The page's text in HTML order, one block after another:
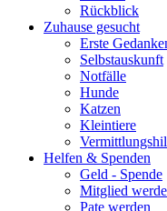
Rückblick
Zuhause gesucht
Erste
Selbstauskunft
Notfälle
Hunde
Katzen
Kleintiere
Helfen & Spenden
Geld - Spende
Mitglied
Pate werden